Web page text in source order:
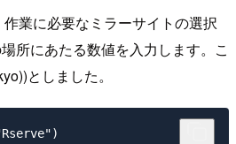
業に必要なミラーサイトの選択
所にあたる数値を入力します。こ
としました。